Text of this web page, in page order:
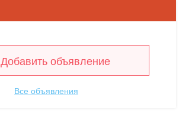
Добавить объявление
Все объявления